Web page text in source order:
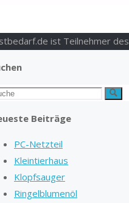
Suche
Beiträge
PC-Netzteil
Kleintierhaus
Klopfsauger
Ringelblumenöl
ist Teilnehmer des